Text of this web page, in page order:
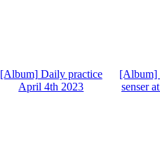
[Album] Daily practice
April 4th 2023
[Album]
senser